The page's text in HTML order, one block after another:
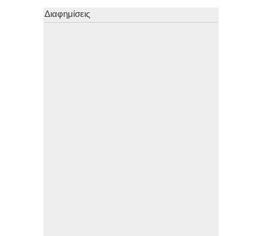
Διαφημίσεις